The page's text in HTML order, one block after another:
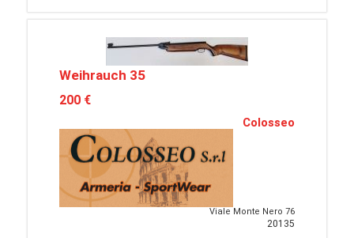
Weihrauch 35
200 €
Colosseo
Viale Monte Nero 76
20135